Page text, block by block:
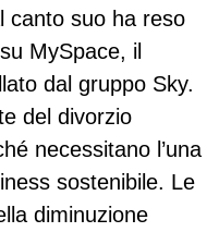
canto suo ha reso
MySpace, il
dal gruppo Sky.
del divorzio
necessitano l’una
sostenibile. Le
diminuzione